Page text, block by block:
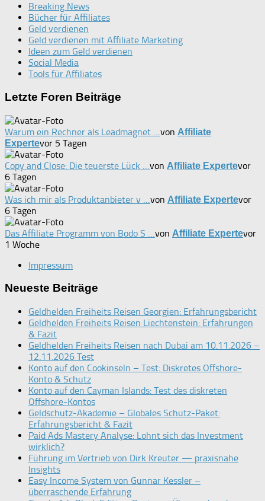
Breaking News
Bücher für Affiliates
Geld verdienen
Geld verdienen mit Affiliate Marketing
Ideen zum Geld verdienen
Social Media
Tools für Affiliates
Letzte Foren Beiträge
Warum ein Rechner als Leadmagnet … von Affiliate
Expertevor 5 Tagen
Copy and Close: Die teuerste Lück … von Affiliate Expertevor
6 Tagen
Was ich mir als Produktanbieter v … von Affiliate Expertevor
6 Tagen
Das Affiliate Programm von Bodo S … von Affiliate Expertevor
1 Woche
Impressum
Neueste Beiträge
Geldhelden Freiheits Reisen Georgien: Erfahrungsbericht
Geldhelden Freiheits Reisen Liechtenstein: Erfahrungen
& Fazit
Geldhelden Freiheits Reisen nach Dubai am 10.11.2026 –
12.11.2026 Test
Konto auf den Cookinseln – Test: Diskretes Offshore-
Konto & Schutz
Konto auf den Cayman Islands: Test des diskreten
Offshore-Kontos
Geldschutz-Akademie – Globales Schutz-Paket:
Erfahrungsbericht & Fazit
Paid Ads Mastery Analyse: Lohnt sich das Investment
wirklich?
Führung im Vertrieb von Dirk Kreuter — praxisnahe
Insights
Easy Income System von Gunnar Kessler –
überraschende Erfahrung